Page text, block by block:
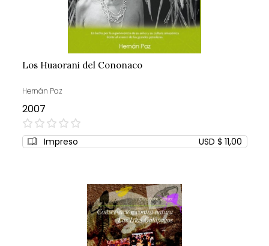
Los Huaorani del Cononaco
Hernán Paz
2007
0%
Impreso USD $ 11,00